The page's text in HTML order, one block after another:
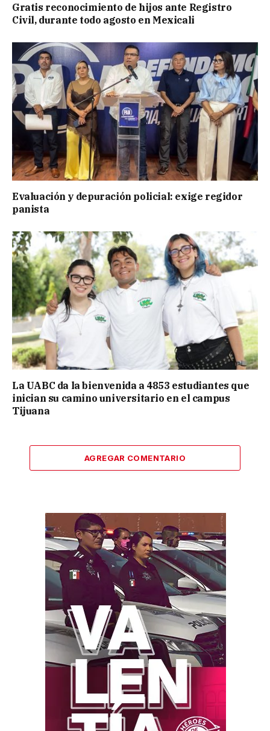
Gratis reconocimiento de hijos ante Registro
Civil, durante todo agosto en Mexicali
Evaluación y depuración policial: exige regidor
panista
La UABC da la bienvenida a 4853 estudiantes que
inician su camino universitario en el campus
Tijuana
AGREGAR COMENTARIO